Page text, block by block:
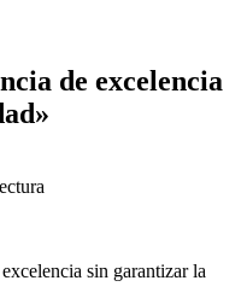
de excelencia
sin garantizar la